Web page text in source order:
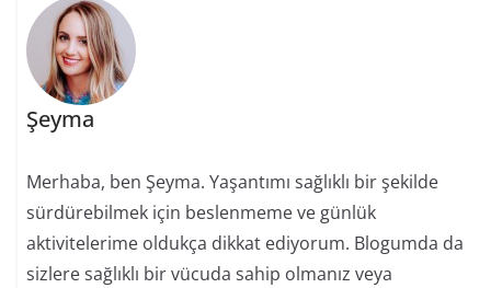
Şeyma
Merhaba, ben Şeyma. Yaşantımı sağlıklı bir şekilde
sürdürebilmek için beslenmeme ve günlük
aktivitelerime oldukça dikkat ediyorum. Blogumda da
sizlere sağlıklı bir vücuda sahip olmanız veya